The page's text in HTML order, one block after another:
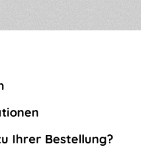
Ihrer Bestellung?